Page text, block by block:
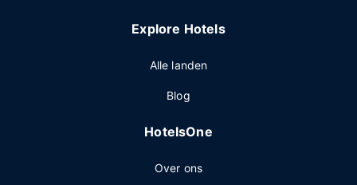
Explore Hotels
Alle landen
Blog
HotelsOne
Over ons